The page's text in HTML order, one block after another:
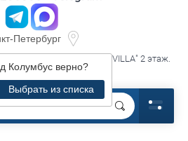
Петербург
Колумбус верно?
Выбрать из списка
д.119 к3 лит.А, ТЦ."VILLA" 2 этаж.
секция В16